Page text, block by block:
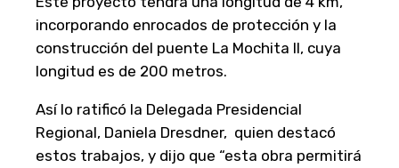
incorporando enrocados de protección y la
construcción del puente La Mochita II, cuya
longitud es de 200 metros.
Así lo ratificó la Delegada Presidencial
Regional, Daniela Dresdner, quien destacó
estos trabajos, y dijo que “esta obra permitirá